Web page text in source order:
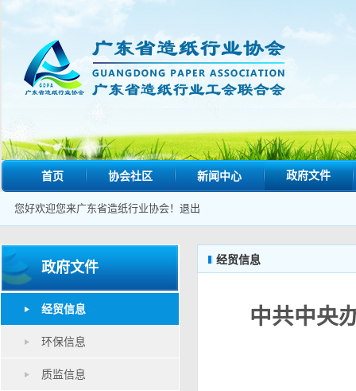
首页 协会社区 新闻中心 政府文件
您好欢迎您来广东省造纸行业协会！ 退出
政府文件
经贸信息
环保信息
质监信息
经贸信息
中共中央